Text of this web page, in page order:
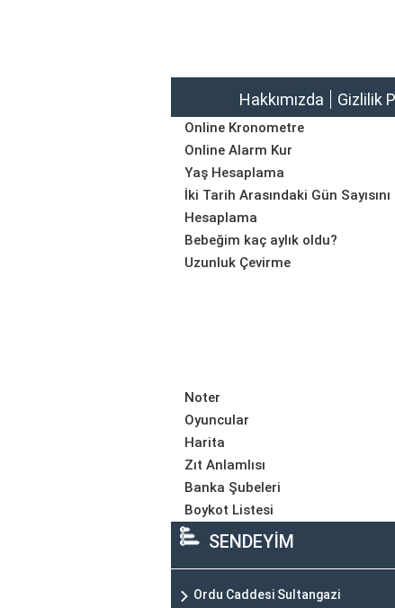
Hakkımızda Gizlilik
Online Kronometre
Online Alarm Kur
Yaş Hesaplama
İki Tarih Arasındaki Gün Sayısını
Hesaplama
Bebeğim kaç aylık oldu?
Uzunluk Çevirme
Noter
Oyuncular
Harita
Zıt Anlamlısı
Banka Şubeleri
Boykot Listesi
SENDEYİM
Ordu Caddesi Sultangazi